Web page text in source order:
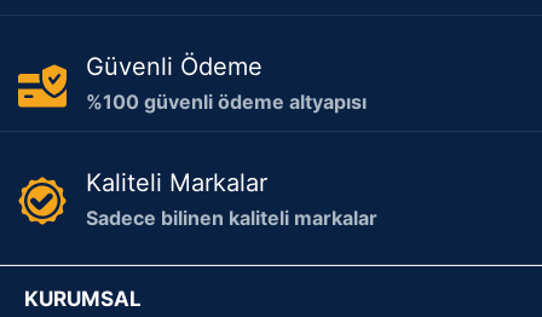
Güvenli Ödeme
%100 güvenli ödeme altyapısı
Kaliteli Markalar
Sadece bilinen kaliteli markalar
KURUMSAL